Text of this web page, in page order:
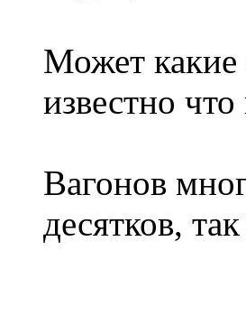
Может какие
известно
Вагонов
десятков,